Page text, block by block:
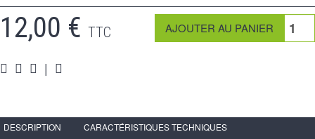
12,00 € TTC
|
DESCRIPTION
CARACTÉRISTIQUES TECHNIQUES